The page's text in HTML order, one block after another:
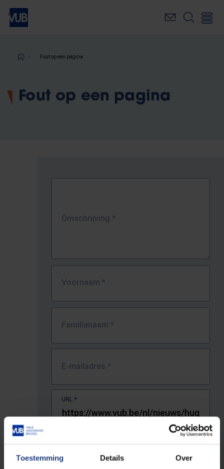
Toestemming Details Over
Overslaan
naar
inhoudKruimelpad
Fout op een pagina
Fout op een pagina
Omschrijving *
Voornaam *
Familienaam *
E-mailadres *
URL *
De volledige URL van de pagina waar je de fout zag.